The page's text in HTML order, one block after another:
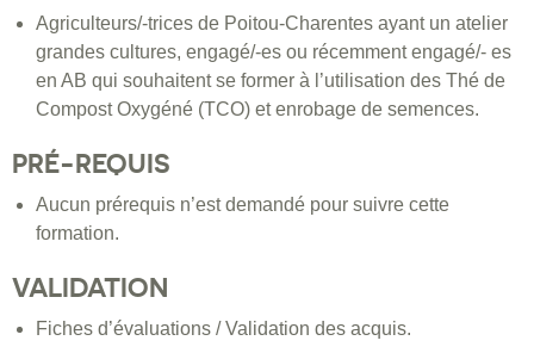
Agriculteurs/-trices de Poitou-Charentes ayant un atelier
grandes cultures, engagé/-es ou récemment engagé/- es
en AB qui souhaitent se former à l’utilisation des Thé de
Compost Oxygéné (TCO) et enrobage de semences.
PRÉ-REQUIS
Aucun prérequis n’est demandé pour suivre cette
formation.
VALIDATION
Fiches d’évaluations / Validation des acquis.